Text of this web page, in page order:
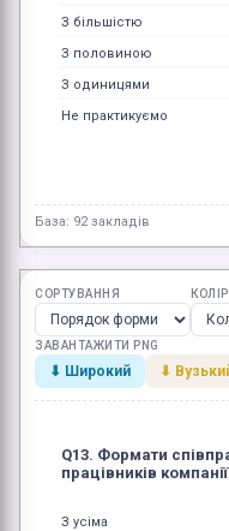
З більшістю
З половиною
З одиницями
Не практикуємо
База: 92 закладів
СОРТУВАННЯ КОЛІР
ЗАВАНТАЖИТИ PNG
⬇ Широкий ⬇
З усіма
Q13. Формати
працівників